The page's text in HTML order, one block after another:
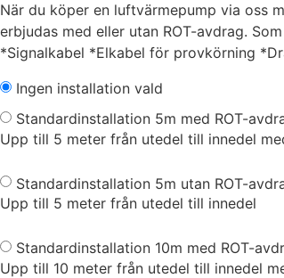
När du köper en luftvärmepump via oss
erbjudas med eller utan ROT-avdrag.
*Signalkabel *Elkabel för provkörning
Ingen installation vald
Standardinstallation 5m med ROT-
Upp till 5 meter från utedel till innedel
Standardinstallation 5m utan ROT-
Upp till 5 meter från utedel till innedel
Standardinstallation 10m med ROT-
Upp till 10 meter från utedel till innedel